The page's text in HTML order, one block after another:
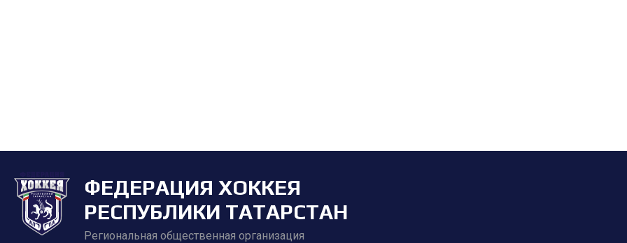
ФЕДЕРАЦИЯ ХОККЕЯ
РЕСПУБЛИКИ ТАТАРСТАН
Региональная общественная организация